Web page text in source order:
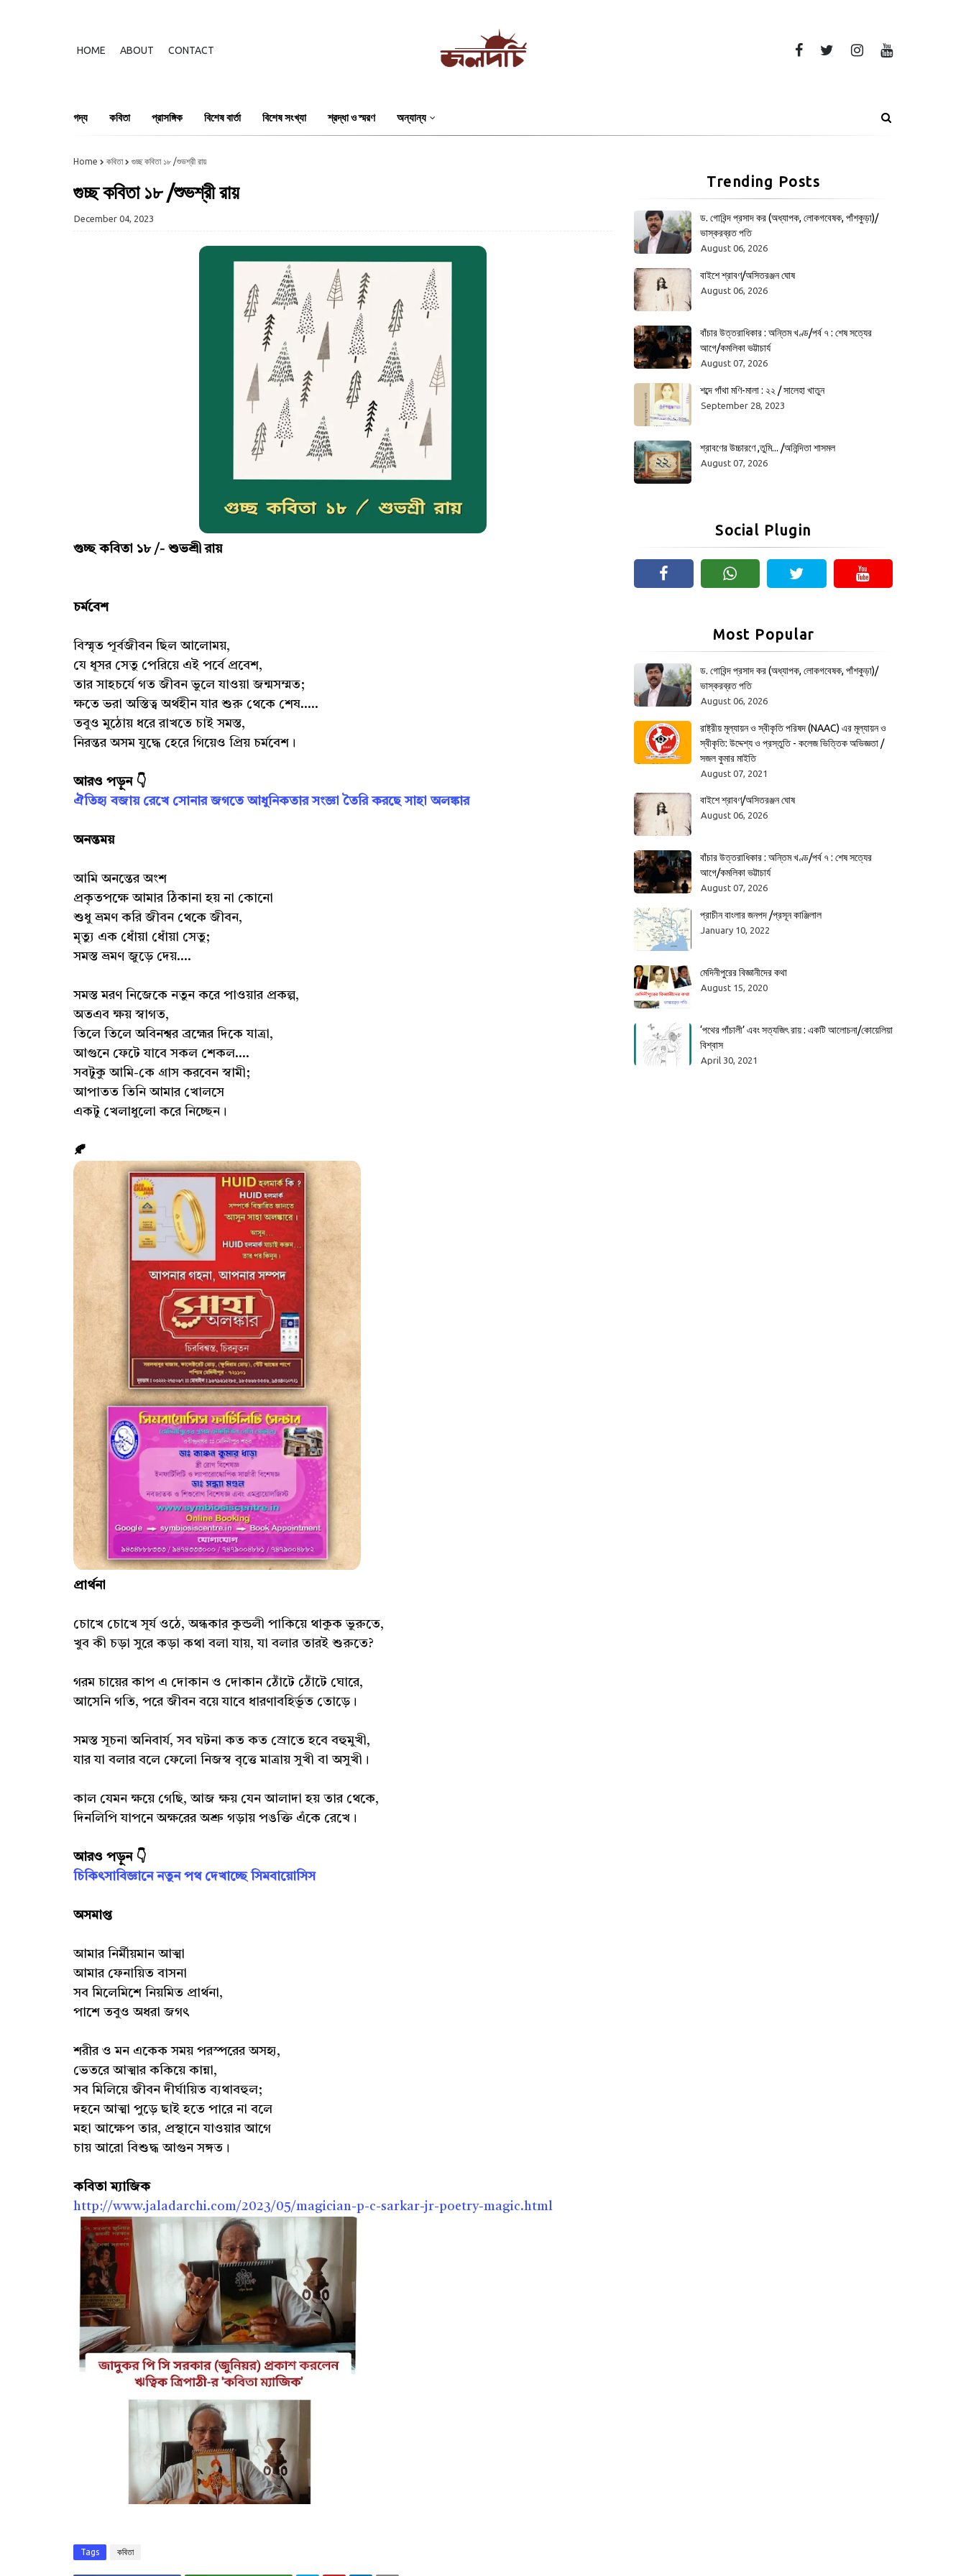
HOME ABOUT CONTACT
গদ্য কবিতা প্রাসঙ্গিক বিশেষ বার্তা বিশেষ সংখ্যা শ্রদ্ধা ও স্মরণ অন্যান্য
Home কবিতা গুচ্ছ কবিতা ১৮ /শুভশ্রী রায়
গুচ্ছ কবিতা ১৮ /শুভশ্রী রায়
December 04, 2023
গুচ্ছ কবিতা ১৮ /- শুভশ্রী রায়
চর্মবেশ
বিস্মৃত পূর্বজীবন ছিল আলোময়,
যে ধূসর সেতু পেরিয়ে এই পর্বে প্রবেশ,
তার সাহচর্যে গত জীবন ভুলে যাওয়া জন্মসম্মত;
ক্ষতে ভরা অস্তিত্ব অর্থহীন যার শুরু থেকে শেষ.....
তবুও মুঠোয় ধরে রাখতে চাই সমস্ত,
নিরন্তর অসম যুদ্ধে হেরে গিয়েও প্রিয় চর্মবেশ।
আরও পড়ুন 👇
ঐতিহ্য বজায় রেখে সোনার জগতে আধুনিকতার সংজ্ঞা তৈরি করছে সাহা অলঙ্কার
অনন্তময়
আমি অনন্তের অংশ
প্রকৃতপক্ষে আমার ঠিকানা হয় না কোনো
শুধু ভ্রমণ করি জীবন থেকে জীবন,
মৃত্যু এক ধোঁয়া ধোঁয়া সেতু;
সমস্ত ভ্রমণ জুড়ে দেয়....
সমস্ত মরণ নিজেকে নতুন করে পাওয়ার প্রকল্প,
অতএব ক্ষয় স্বাগত,
তিলে তিলে অবিনশ্বর ব্রহ্মের দিকে যাত্রা,
আগুনে ফেটে যাবে সকল শেকল....
সবটুকু আমি-কে গ্রাস করবেন স্বামী;
আপাতত তিনি আমার খোলসে
একটু খেলাধুলো করে নিচ্ছেন।
🍂
প্রার্থনা
চোখে চোখে সূর্য ওঠে, অন্ধকার কুন্ডলী পাকিয়ে থাকুক ভুরুতে,
খুব কী চড়া সুরে কড়া কথা বলা যায়, যা বলার তারই শুরুতে?
গরম চায়ের কাপ এ দোকান ও দোকান ঠোঁটে ঠোঁটে ঘোরে,
আসেনি গতি, পরে জীবন বয়ে যাবে ধারণাবহির্ভূত তোড়ে।
সমস্ত সূচনা অনিবার্য, সব ঘটনা কত কত স্রোতে হবে বহুমুখী,
যার যা বলার বলে ফেলো নিজস্ব বৃত্তে মাত্রায় সুখী বা অসুখী।
কাল যেমন ক্ষয়ে গেছি, আজ ক্ষয় যেন আলাদা হয় তার থেকে,
দিনলিপি যাপনে অক্ষরের অশ্রু গড়ায় পঙক্তি এঁকে রেখে।
আরও পড়ুন 👇
চিকিৎসাবিজ্ঞানে নতুন পথ দেখাচ্ছে সিমবায়োসিস
অসমাপ্ত
আমার নির্মীয়মান আত্মা
আমার ফেনায়িত বাসনা
সব মিলেমিশে নিয়মিত প্রার্থনা,
পাশে তবুও অধরা জগৎ
শরীর ও মন একেক সময় পরস্পরের অসহ্য,
ভেতরে আত্মার ককিয়ে কান্না,
সব মিলিয়ে জীবন দীর্ঘায়িত ব্যথাবহুল;
দহনে আত্মা পুড়ে ছাই হতে পারে না বলে
মহা আক্ষেপ তার, প্রস্থানে যাওয়ার আগে
চায় আরো বিশুদ্ধ আগুন সঙ্গত।
কবিতা ম্যাজিক
http://www.jaladarchi.com/2023/05/magician-p-c-sarkar-jr-poetry-magic.html
Tags কবিতা
Trending Posts
ড. গোবিন্দ প্রসাদ কর (অধ্যাপক, লোকগবেষক, পাঁশকুড়া)/
ভাস্করব্রত পতি
August 06, 2026
বাইশে শ্রাবণ/অসিতরঞ্জন ঘোষ
August 06, 2026
বাঁচার উত্তরাধিকার : অন্তিম খণ্ড/পর্ব ৭ : শেষ সত্যের
আগে/কমলিকা ভট্টাচার্য
August 07, 2026
শব্দে গাঁথা মণি-মালা : ২২ / সালেহা খাতুন
September 28, 2023
শ্রাবণের উচ্চারণে ,তুমি... /অনিন্দিতা শাসমল
August 07, 2026
Social Plugin
Most Popular
ড. গোবিন্দ প্রসাদ কর (অধ্যাপক, লোকগবেষক, পাঁশকুড়া)/
ভাস্করব্রত পতি
August 06, 2026
রাষ্ট্রীয় মূল্যায়ন ও স্বীকৃতি পরিষদ (NAAC) এর মূল্যায়ন ও
স্বীকৃতি: উদ্দেশ্য ও প্রস্তুতি - কলেজ ভিত্তিক অভিজ্ঞতা /
সজল কুমার মাইতি
August 07, 2021
বাইশে শ্রাবণ/অসিতরঞ্জন ঘোষ
August 06, 2026
বাঁচার উত্তরাধিকার : অন্তিম খণ্ড/পর্ব ৭ : শেষ সত্যের
আগে/কমলিকা ভট্টাচার্য
August 07, 2026
প্রাচীন বাংলার জনপদ /প্রসূন কাঞ্জিলাল
January 10, 2022
মেদিনীপুরের বিজ্ঞানীদের কথা
August 15, 2020
‘পথের পাঁচালী’ এবং সত্যজিৎ রায় : একটি আলোচনা/কোয়েলিয়া
বিশ্বাস
April 30, 2021